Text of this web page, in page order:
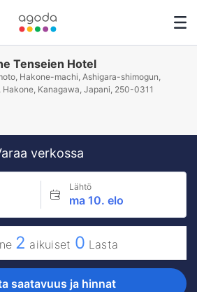
Tenseien Hotel
Hakone-machi, Ashigara-shimogun,
Hakone, Kanagawa, Japani, 250-0311
verkossa
Lähtö
ma 10. elo
2 aikuiset 0 Lasta
saatavuus ja hinnat